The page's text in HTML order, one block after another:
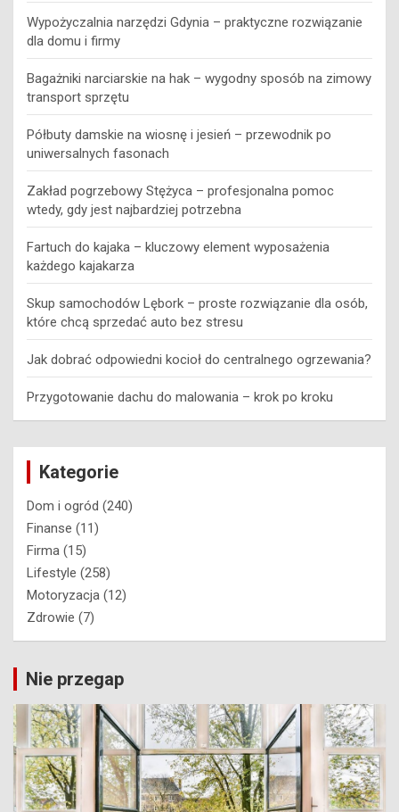
Wypożyczalnia narzędzi Gdynia – praktyczne rozwiązanie
dla domu i firmy
Bagażniki narciarskie na hak – wygodny sposób na zimowy
transport sprzętu
Półbuty damskie na wiosnę i jesień – przewodnik po
uniwersalnych fasonach
Zakład pogrzebowy Stężyca – profesjonalna pomoc
wtedy, gdy jest najbardziej potrzebna
Fartuch do kajaka – kluczowy element wyposażenia
każdego kajakarza
Skup samochodów Lębork – proste rozwiązanie dla osób,
które chcą sprzedać auto bez stresu
Jak dobrać odpowiedni kocioł do centralnego ogrzewania?
Przygotowanie dachu do malowania – krok po kroku
Kategorie
Dom i ogród (240)
Finanse (11)
Firma (15)
Lifestyle (258)
Motoryzacja (12)
Zdrowie (7)
Nie przegap